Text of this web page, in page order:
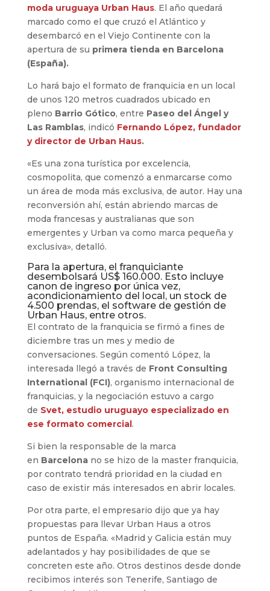
moda uruguaya Urban Haus. El año quedará
marcado como el que cruzó el Atlántico y
desembarcó en el Viejo Continente con la
apertura de su primera tienda en Barcelona
(España).
Lo hará bajo el formato de franquicia en un local
de unos 120 metros cuadrados ubicado en
pleno Barrio Gótico, entre Paseo del Ángel y
Las Ramblas, indicó Fernando López, fundador
y director de Urban Haus.
«Es una zona turística por excelencia,
cosmopolita, que comenzó a enmarcarse como
un área de moda más exclusiva, de autor. Hay una
reconversión ahí, están abriendo marcas de
moda francesas y australianas que son
emergentes y Urban va como marca pequeña y
exclusiva», detalló.
Para la apertura, el franquiciante
desembolsará US$ 160.000. Esto incluye
canon de ingreso por única vez,
acondicionamiento del local, un stock de
4.500 prendas, el software de gestión de
Urban Haus, entre otros.
El contrato de la franquicia se firmó a fines de
diciembre tras un mes y medio de
conversaciones. Según comentó López, la
interesada llegó a través de Front Consulting
International (FCI), organismo internacional de
franquicias, y la negociación estuvo a cargo
de Svet, estudio uruguayo especializado en
ese formato comercial.
Si bien la responsable de la marca
en Barcelona no se hizo de la master franquicia,
por contrato tendrá prioridad en la ciudad en
caso de existir más interesados en abrir locales.
Por otra parte, el empresario dijo que ya hay
propuestas para llevar Urban Haus a otros
puntos de España. «Madrid y Galicia están muy
adelantados y hay posibilidades de que se
concreten este año. Otros destinos desde donde
recibimos interés son Tenerife, Santiago de